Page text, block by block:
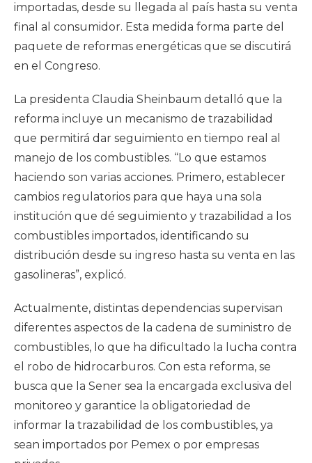
importadas, desde su llegada al país hasta su venta
final al consumidor. Esta medida forma parte del
paquete de reformas energéticas que se discutirá
en el Congreso.
La presidenta Claudia Sheinbaum detalló que la
reforma incluye un mecanismo de trazabilidad
que permitirá dar seguimiento en tiempo real al
manejo de los combustibles. “Lo que estamos
haciendo son varias acciones. Primero, establecer
cambios regulatorios para que haya una sola
institución que dé seguimiento y trazabilidad a los
combustibles importados, identificando su
distribución desde su ingreso hasta su venta en las
gasolineras”, explicó.
Actualmente, distintas dependencias supervisan
diferentes aspectos de la cadena de suministro de
combustibles, lo que ha dificultado la lucha contra
el robo de hidrocarburos. Con esta reforma, se
busca que la Sener sea la encargada exclusiva del
monitoreo y garantice la obligatoriedad de
informar la trazabilidad de los combustibles, ya
sean importados por Pemex o por empresas